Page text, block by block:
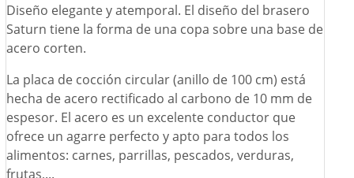
Diseño elegante y atemporal. El diseño del brasero
Saturn tiene la forma de una copa sobre una base de
acero corten.
La placa de cocción circular (anillo de 100 cm) está
hecha de acero rectificado al carbono de 10 mm de
espesor. El acero es un excelente conductor que
ofrece un agarre perfecto y apto para todos los
alimentos: carnes, parrillas, pescados, verduras,
frutas,...